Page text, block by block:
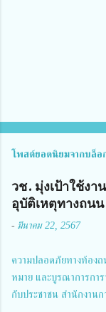
โพสต์ยอดนิยมจากบล็อ
วช. มุ่งเป้าใช้ง
อุบัติเหตุทางถนน
- มีนาคม 22, 2567
ความปลอดภัยทางท้องถ
หมาย และบูรณาการกา
กับประชาชน สำนักงาน